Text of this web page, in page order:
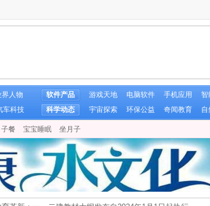
界人物
车科技
软件产品 游戏天地 电脑软件 手机应用
智
科学动态
宇宙探索 环保公益 奇闻教育 自
子餐 宝宝睡眠 坐月子